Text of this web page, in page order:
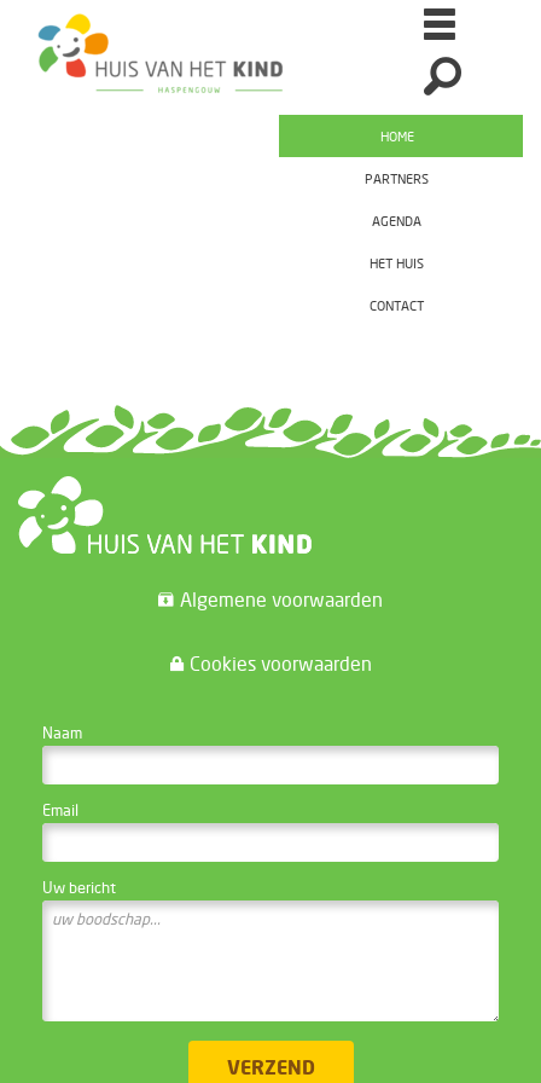
HOME
PARTNERS
AGENDA
HET HUIS
CONTACT
Algemene voorwaarden
Cookies voorwaarden
Naam
Email
Uw bericht
VERZEND